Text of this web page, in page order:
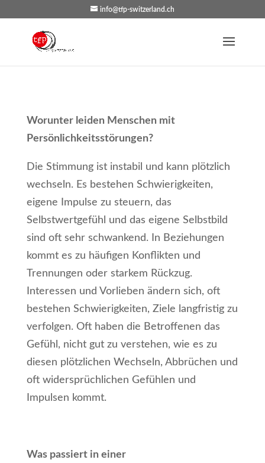
info@tfp-switzerland.ch
Worunter leiden Menschen mit
Persönlichkeitsstörungen?
Die Stimmung ist instabil und kann plötzlich
wechseln. Es bestehen Schwierigkeiten,
eigene Impulse zu steuern, das
Selbstwertgefühl und das eigene Selbstbild
sind oft sehr schwankend. In Beziehungen
kommt es zu häufigen Konflikten und
Trennungen oder starkem Rückzug.
Interessen und Vorlieben ändern sich, oft
bestehen Schwierigkeiten, Ziele langfristig zu
verfolgen. Oft haben die Betroffenen das
Gefühl, nicht gut zu verstehen, wie es zu
diesen plötzlichen Wechseln, Abbrüchen und
oft widersprüchlichen Gefühlen und
Impulsen kommt.
Was passiert in einer